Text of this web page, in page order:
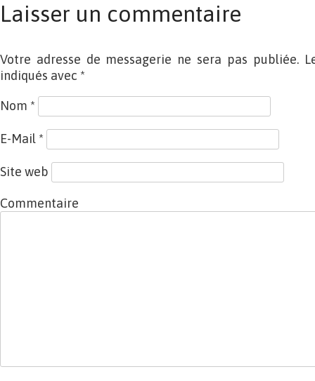
Laisser un commentaire
Votre adresse de messagerie ne sera pas publiée.
indiqués avec *
Nom *
E-Mail *
Site web
Commentaire